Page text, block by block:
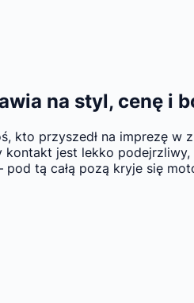
na styl, cenę i
kto przyszedł na imprezę
kontakt jest lekko
tą całą pozą kryje się